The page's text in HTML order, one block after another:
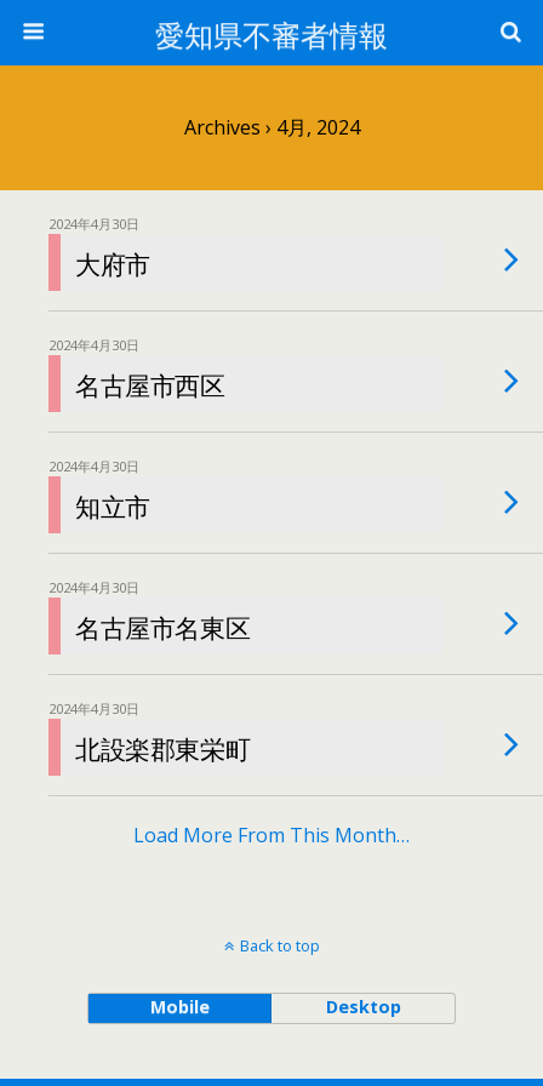
愛知県不審者情報
Archives › 4月, 2024
2024年4月30日
大府市
2024年4月30日
名古屋市西区
2024年4月30日
知立市
2024年4月30日
名古屋市名東区
2024年4月30日
北設楽郡東栄町
Load More From This Month…
Back to top
Mobile Desktop